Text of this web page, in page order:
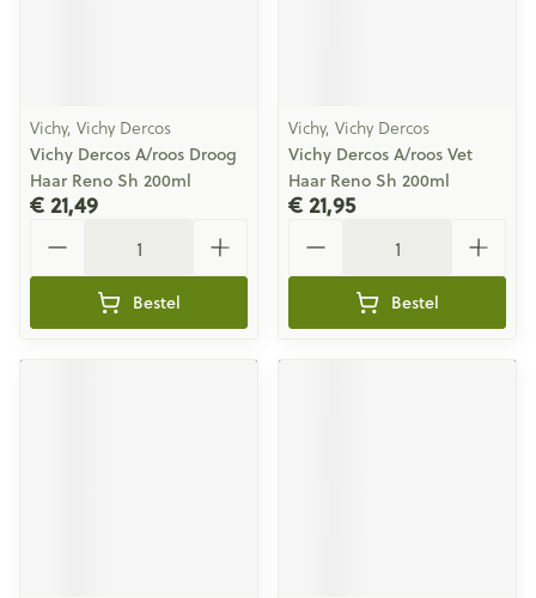
Vichy, Vichy Dercos
Vichy Dercos A/roos Droog
Haar Reno Sh 200ml
€ 21,49
Bestel
Vichy, Vichy Dercos
Vichy Dercos A/roos Vet
Haar Reno Sh 200ml
€ 21,95
Bestel